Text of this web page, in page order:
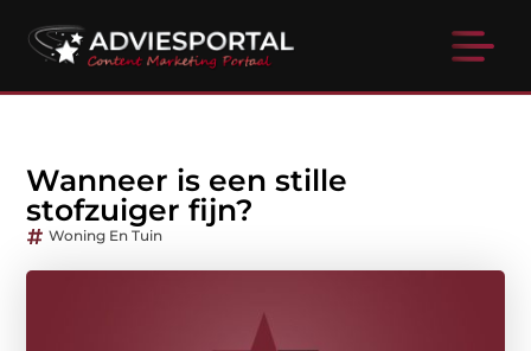
Wanneer is een stille
stofzuiger fijn?
Woning En Tuin